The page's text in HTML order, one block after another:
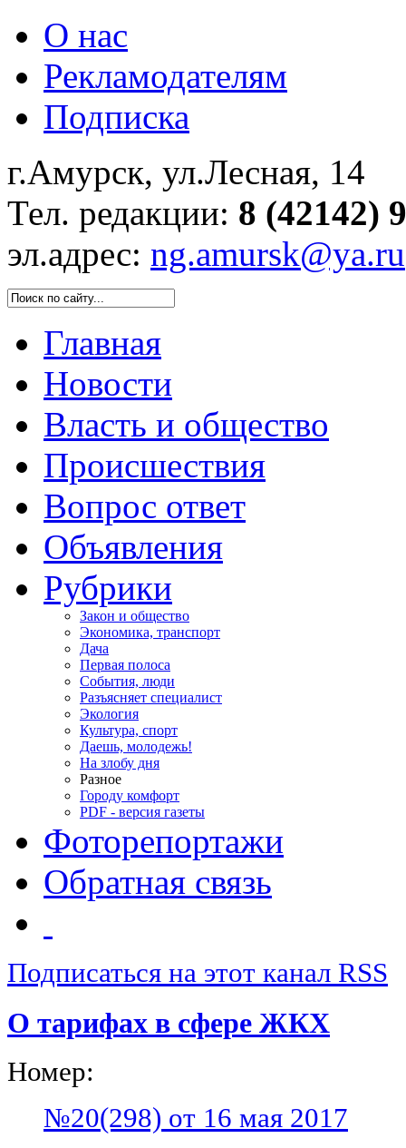
О нас
Рекламодателям
Подписка
г.Амурск, ул.Лесная, 14
Тел. редакции: 8 (42142)
эл.адрес: ng.amursk@ya.ru
Главная
Новости
Власть и общество
Происшествия
Вопрос ответ
Объявления
Рубрики
Закон и общество
Экономика, транспорт
Дача
Первая полоса
События, люди
Разъясняет специалист
Экология
Культура, спорт
Даешь, молодежь!
На злобу дня
Разное
Городу комфорт
PDF - версия газеты
Фоторепортажи
Обратная связь
Подписаться на этот канал RSS
О тарифах в сфере ЖКХ
Номер:
№20(298) от 16 мая 2017